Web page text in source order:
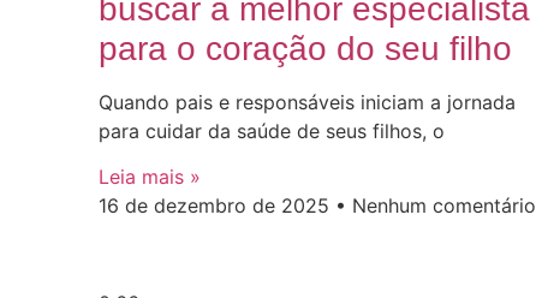
buscar a melhor especialista
para o coração do seu filho
Quando pais e responsáveis iniciam a jornada
para cuidar da saúde de seus filhos, o
Leia mais »
16 de dezembro de 2025
Nenhum comentário